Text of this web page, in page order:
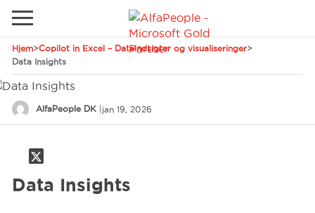
Hjem>Copilot in Excel – Dataindsigter og visualiseringer>
Data Insights
AlfaPeople DK | jan 19, 2026
Data Insights
Ring
Gå til det lokale websted
Canada
Tyskland